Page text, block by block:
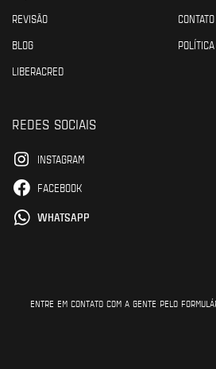
REVISÃO
CONTATO
BLOG
LIBERACRED
REDES SOCIAIS
INSTAGRAM
FACEBOOK
WHATSAPP
ENTRE EM CONTATO COM A GENTE PELO